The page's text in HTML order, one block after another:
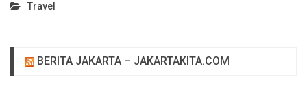
Travel
BERITA JAKARTA – JAKARTAKITA.COM